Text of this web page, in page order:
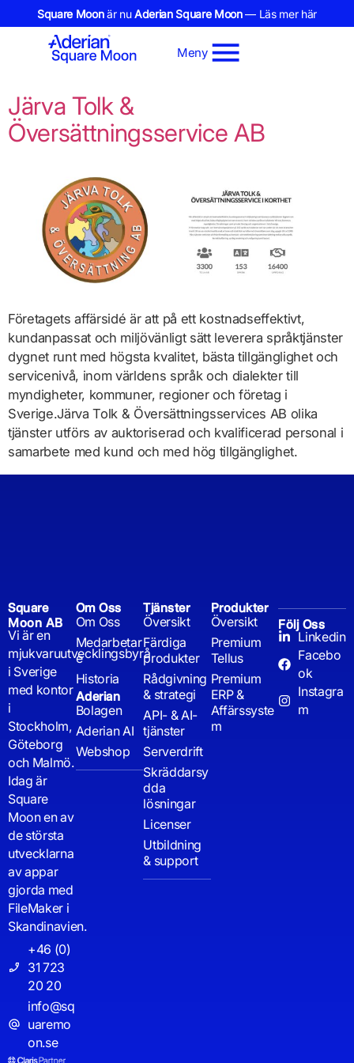
Square Moonär nuAderian Square Moon— Läs mer här
Meny
Järva Tolk &
Översättningsservice AB
Företagets affärsidé är att på ett kostnadseffektivt,
kundanpassat och miljövänligt sätt leverera språktjänster
dygnet runt med högsta kvalitet, bästa tillgänglighet och
servicenivå, inom världens språk och dialekter till
myndigheter, kommuner, regioner och företag i
Sverige.Järva Tolk & Översättningsservices AB olika
tjänster utförs av auktoriserad och kvalificerad personal i
samarbete med kund och med hög tillgänglighet.
Square
Moon AB
Vi är en
mjukvaruutvecklingsbyrå
i Sverige
med kontor
i
Stockholm,
Göteborg
och Malmö.
Idag är
Square
Moon en av
de största
utvecklarna
av appar
gjorda med
FileMaker i
Skandinavien.
+46 (0)
31 723
20 20
info@sq
uaremo
on.se
Om Oss
Om Oss
Medarbetar
e
Historia
Aderian
Bolagen
Aderian AI
Webshop
Tjänster
Översikt
Färdiga
produkter
Rådgivning
& strategi
API- & AI-
tjänster
Serverdrift
Skräddarsy
dda
lösningar
Licenser
Utbildning
& support
Produkter
Översikt
Premium
Tellus
Premium
ERP &
Affärssyste
m
Följ Oss
Linkedin
Facebo
ok
Instagra
m